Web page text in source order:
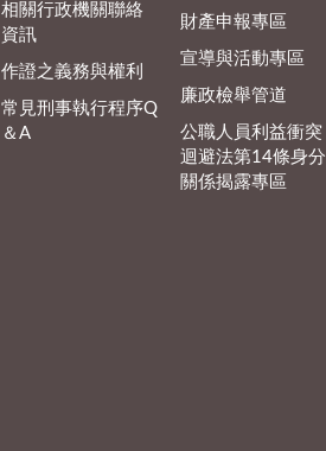
相關行政機關聯絡
資訊
作證之義務與權利
常見刑事執行程序Q
＆A
財產申報專區
宣導與活動專區
廉政檢舉管道
公職人員利益衝突
迴避法第14條身分
關係揭露專區